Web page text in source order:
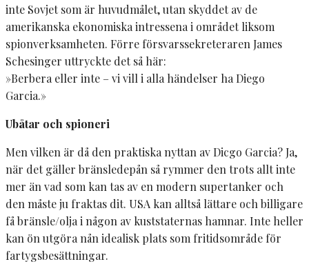
inte Sovjet som är huvudmålet, utan skyddet av de
amerikanska ekonomiska intressena i området liksom
spionverksamheten. Förre försvarssekreteraren James
Schesinger uttryckte det så här:
»Berbera eller inte – vi vill i alla händelser ha Diego
Garcia.»
Ubåtar och spioneri
Men vilken är då den praktiska nyttan av Dicgo Garcia? Ja,
när det gäller bränsledepån så rymmer den trots allt inte
mer än vad som kan tas av en modern supertanker och
den måste ju fraktas dit. USA kan alltså lättare och billigare
få bränsle/olja i någon av kuststaternas hamnar. Inte heller
kan ön utgöra nån idealisk plats som fritidsområde för
fartygsbesättningar.